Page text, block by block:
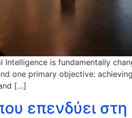
Intelligence is fundamentally
one primary objective: achieving
[…]
επενδύει στη